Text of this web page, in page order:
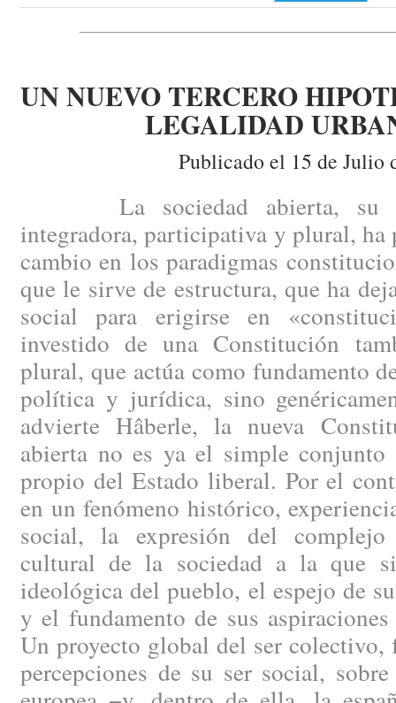
UN NUEVO TERCERO
LEGALIDAD
Publicado el 15 de Julio
La sociedad abierta, su
integradora, participativa y plural, ha
cambio en los paradigmas
que le sirve de estructura, que ha
social para erigirse en
investido de una Constitución
plural, que actúa como fundamento
política y jurídica, sino
advierte Hâberle, la nueva
abierta no es ya el simple conjunto
propio del Estado liberal. Por el
en un fenómeno histórico,
social, la expresión del
cultural de la sociedad a la que
ideológica del pueblo, el espejo de
y el fundamento de sus
Un proyecto global del ser colectivo,
percepciones de su ser social,